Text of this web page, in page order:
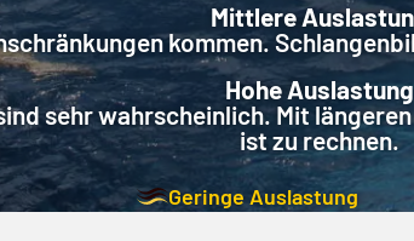
Mittlere
kommen.
Hohe Auslastung
sehr wahrscheinlich. Mit
ist zu rechnen.
Geringe Auslastung